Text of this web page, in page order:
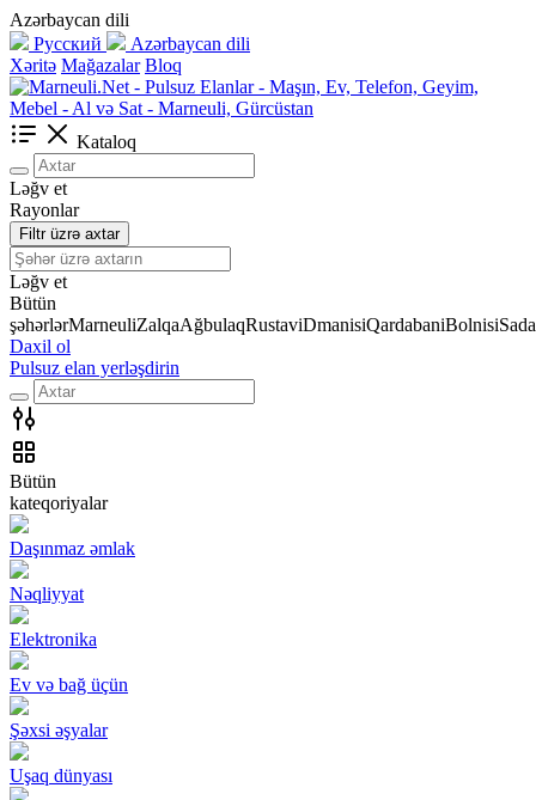
Azərbaycan dili
Русский
Azərbaycan dili
Xəritə Mağazalar Bloq
Kataloq
Ləğv et
Rayonlar
Filtr üzrə axtar
Ləğv et
Bütün
şəhərlərMarneuliZalqaAğbulaqRustaviDmanisiQardabaniBolnisi
Daxil ol
Pulsuz elan yerləşdirin
Bütün
kateqoriyalar
Daşınmaz əmlak
Nəqliyyat
Elektronika
Ev və bağ üçün
Şəxsi əşyalar
Uşaq dünyası